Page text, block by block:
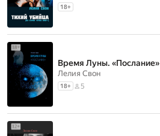
18+
Время Луны. «Послание»
Лелия Свон
18+ 5